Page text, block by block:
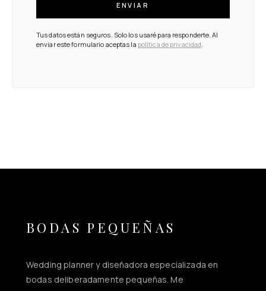
ENVIAR
Tus datos están seguros. Solo los usaré para responderte. Al
enviar este formulario aceptas la política de privacidad.
BODAS PEQUEÑAS
Wedding planner y diseñadora especializada en
bodas deliberadamente pequeñas. Me